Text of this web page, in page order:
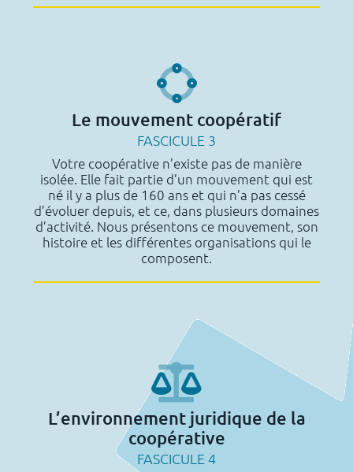
Le mouvement coopératif
FASCICULE 3
Votre coopérative n’existe pas de manière
isolée. Elle fait partie d’un mouvement qui est
né il y a plus de 160 ans et qui n’a pas cessé
d’évoluer depuis, et ce, dans plusieurs domaines
d’activité. Nous présentons ce mouvement, son
histoire et les différentes organisations qui le
composent.
L’environnement juridique de la
coopérative
FASCICULE 4